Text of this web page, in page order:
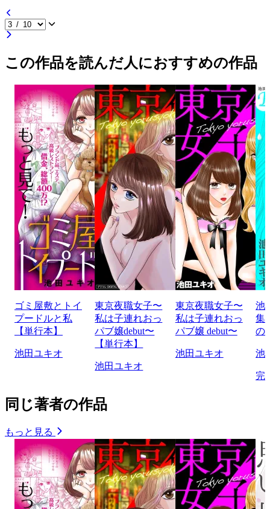
この作品を読んだ人におすすめの作品
ゴミ屋敷とトイ
プードルと私
【単行本】
池田ユキオ
東京夜職女子〜
私は子連れおっ
パブ嬢debut〜
【単行本】
池田ユキオ
東京夜職女子〜
私は子連れおっ
パブ嬢 debut〜
池田ユキオ
池
集
の
池
完
同じ著者の作品
もっと見る